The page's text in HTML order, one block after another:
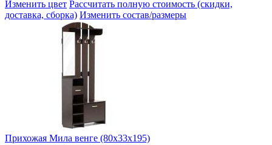
Изменить цвет Рассчитать полную стоимость (скидки,
доставка, сборка) Изменить состав/размеры
Прихожая Мила венге (80x33x195)